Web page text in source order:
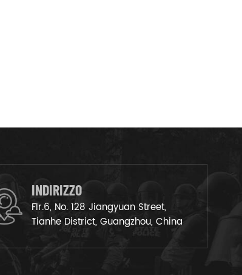
INDIRIZZO
Flr.6, No. 128 Jiangyuan Street,
Tianhe District, Guangzhou, China